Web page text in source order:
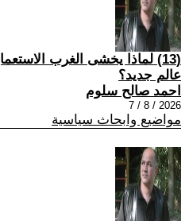
(13) لماذا يخشى الغرب
عالم جديد؟
احمد صالح سلوم
2026 / 8 / 7
مواضيع وابحاث سياسية